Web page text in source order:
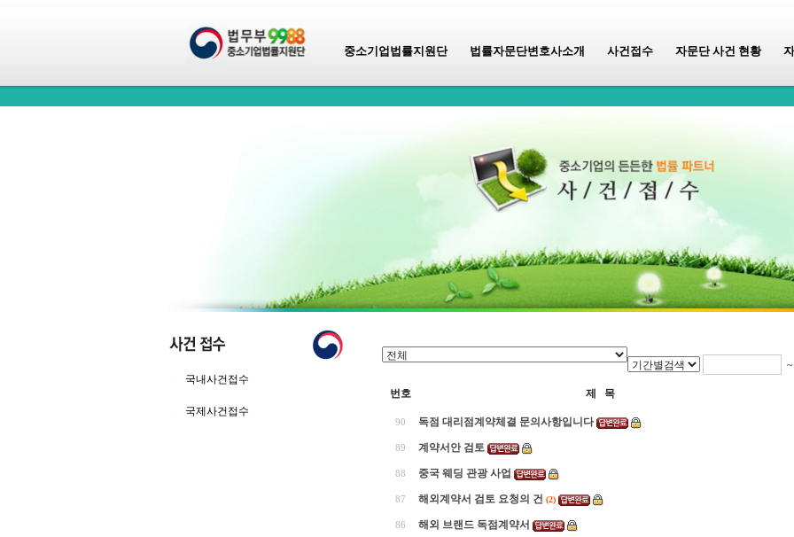
중소기업법률지원단 법률자문단변호사소개 사건접수 자문단 사건 현황
국내사건접수
국제사건접수
번호 제 목
90 독점 대리점계약체결 문의사항입니다
89 계약서안 검토
88 중국 웨딩 관광 사업
87 해외계약서 검토 요청의 건 (2)
86 해외 브랜드 독점계약서